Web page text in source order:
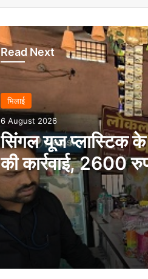
Read Next
भिलाई
6 August 2026
सिंगल यूज प्लास्टिक
की कार्रवाई, 2600
वसूला…